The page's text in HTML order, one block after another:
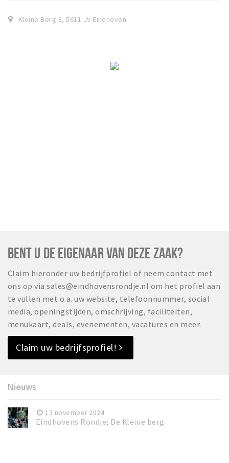
Kleine Berg 8,5611 JV Eindhoven
BENT U DE EIGENAAR VAN DEZE ZAAK?
Claim hieronder uw bedrijfprofiel of neem contact met
ons op via sales@eindhovensrondje.nl om het profiel aan
te vullen met o.a. uw website, telefoonnummer, social
media, openingstijden, omschrijving, faciliteiten,
menukaart, deals, evenementen, vacatures en meer.
Claim uw bedrijfsprofiel!
Nieuws
13 november 2024
Eindhovens Rondje; De Kleine berg